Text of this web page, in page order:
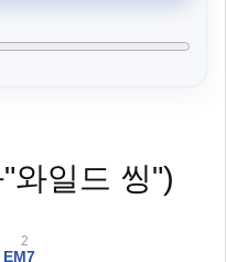
와일드 씽")
EM7
2